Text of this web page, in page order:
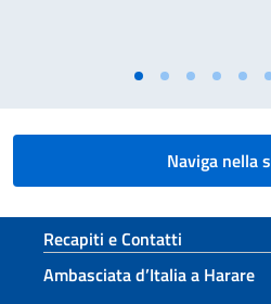
Naviga nella
Sezione footer
Recapiti e Contatti
Ambasciata d’Italia a Harare